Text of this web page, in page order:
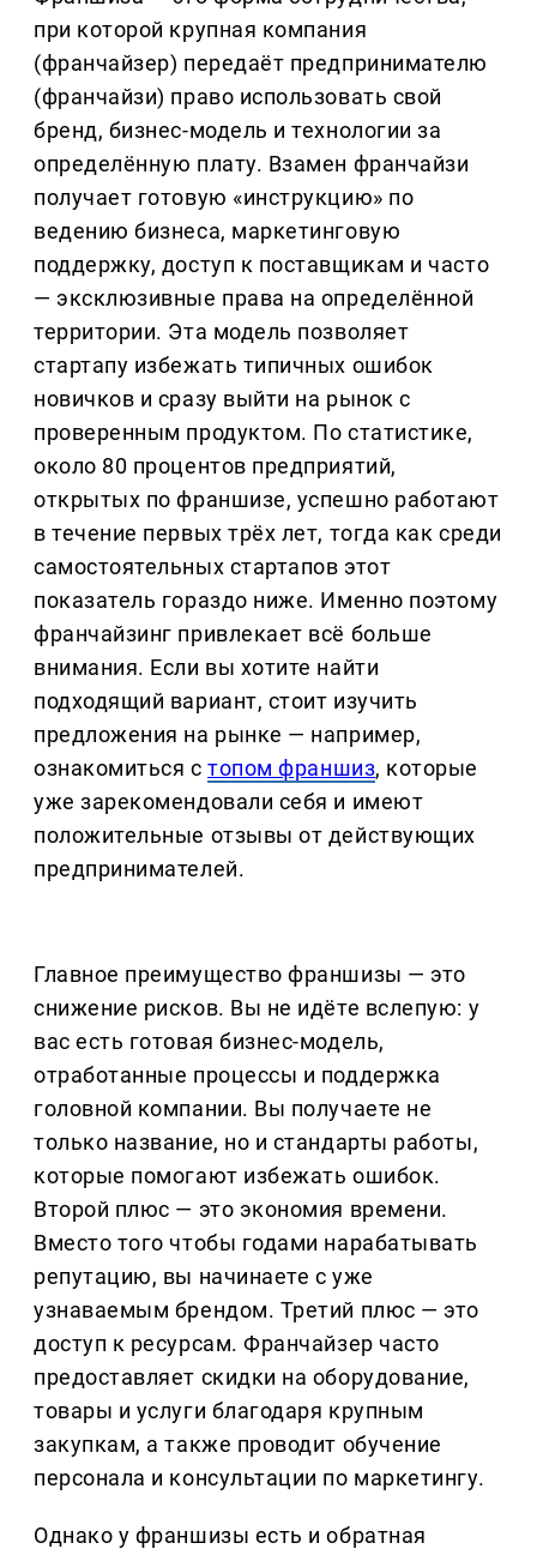
при которой крупная компания
(франчайзер) передаёт предпринимателю
(франчайзи) право использовать свой
бренд, бизнес-модель и технологии за
определённую плату. Взамен франчайзи
получает готовую «инструкцию» по
ведению бизнеса, маркетинговую
поддержку, доступ к поставщикам и часто
— эксклюзивные права на определённой
территории. Эта модель позволяет
стартапу избежать типичных ошибок
новичков и сразу выйти на рынок с
проверенным продуктом. По статистике,
около 80 процентов предприятий,
открытых по франшизе, успешно работают
в течение первых трёх лет, тогда как среди
самостоятельных стартапов этот
показатель гораздо ниже. Именно поэтому
франчайзинг привлекает всё больше
внимания. Если вы хотите найти
подходящий вариант, стоит изучить
предложения на рынке — например,
ознакомиться стопом франшиз, которые
уже зарекомендовали себя и имеют
положительные отзывы от действующих
предпринимателей.
Главное преимущество франшизы — это
снижение рисков. Вы не идёте вслепую: у
вас есть готовая бизнес-модель,
отработанные процессы и поддержка
головной компании. Вы получаете не
только название, но и стандарты работы,
которые помогают избежать ошибок.
Второй плюс — это экономия времени.
Вместо того чтобы годами нарабатывать
репутацию, вы начинаете с уже
узнаваемым брендом. Третий плюс — это
доступ к ресурсам. Франчайзер часто
предоставляет скидки на оборудование,
товары и услуги благодаря крупным
закупкам, а также проводит обучение
персонала и консультации по маркетингу.
Однако у франшизы есть и обратная